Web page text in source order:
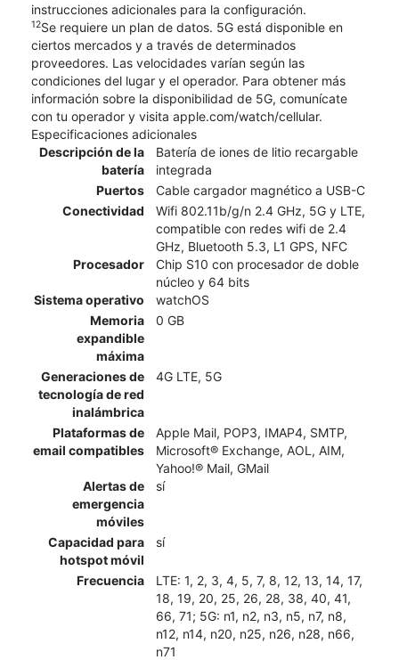
instrucciones adicionales para la configuración.
12Se requiere un plan de datos. 5G está disponible en
ciertos mercados y a través de determinados
proveedores. Las velocidades varían según las
condiciones del lugar y el operador. Para obtener más
información sobre la disponibilidad de 5G, comunícate
con tu operador y visita apple.com/watch/cellular.
Especificaciones adicionales
Descripción de la
batería
Batería de iones de litio recargable
integrada
Puertos
Cable cargador magnético a USB-C
Conectividad
Wifi 802.11b/g/n 2.4 GHz, 5G y LTE,
compatible con redes wifi de 2.4
GHz, Bluetooth 5.3, L1 GPS, NFC
Procesador
Chip S10 con procesador de doble
núcleo y 64 bits
Sistema operativo
watchOS
Memoria
expandible
máxima
0 GB
Generaciones de
tecnología de red
inalámbrica
4G LTE, 5G
Plataformas de
email compatibles
Apple Mail, POP3, IMAP4, SMTP,
Microsoft® Exchange, AOL, AIM,
Yahoo!® Mail, GMail
Alertas de
emergencia
móviles
sí
Capacidad para
hotspot móvil
sí
Frecuencia
LTE: 1, 2, 3, 4, 5, 7, 8, 12, 13, 14, 17,
18, 19, 20, 25, 26, 28, 38, 40, 41,
66, 71; 5G: n1, n2, n3, n5, n7, n8,
n12, n14, n20, n25, n26, n28, n66,
n71